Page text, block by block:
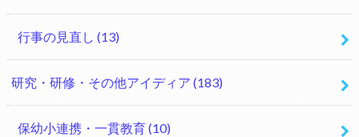
行事の見直し (13)
研究・研修・その他アイディア (183)
保幼小連携・一貫教育(10)